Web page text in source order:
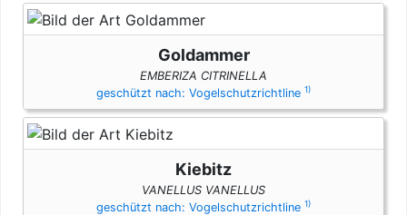
Goldammer
EMBERIZA CITRINELLA
geschützt nach: Vogelschutzrichtline 1)
Kiebitz
VANELLUS VANELLUS
geschützt nach: Vogelschutzrichtline 1)